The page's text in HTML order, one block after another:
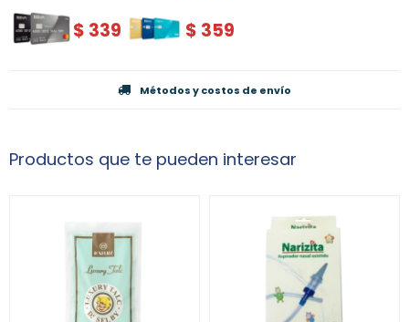
$ 339 $ 359
Métodos y costos de envío
Productos que te pueden interesar